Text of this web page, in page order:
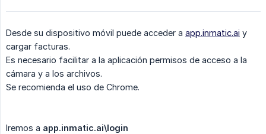
Desde su dispositivo móvil puede acceder a app.inmatic.ai y
cargar facturas.
Es necesario facilitar a la aplicación permisos de acceso a la
cámara y a los archivos.
Se recomienda el uso de Chrome.
Iremos a app.inmatic.ai\login